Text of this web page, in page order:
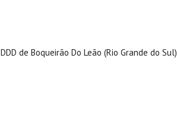
DDD de Boqueirão Do Leão (Rio Grande do Sul)